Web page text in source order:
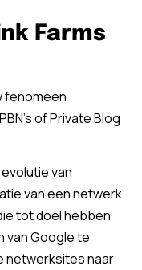
Farms
fenomeen
of Private Blog
van
van een netwerk
tot doel hebben
van Google te
netwerksites naar